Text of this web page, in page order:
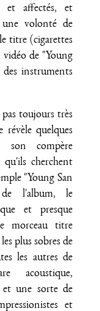
et affectés, et
une volonté de
titre (cigarettes
vidéo de "Young
des instruments
toujours très
révèle quelques
son compère
cherchent
"Young San
de l'album, le
et presque
morceau titre
plus sobres de
les autres de
acoustique,
et une sorte de
et